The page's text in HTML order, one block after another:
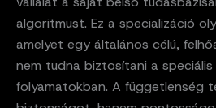
algoritmust. Ez a specializáció
amelyet egy általános célú,
nem tudna biztosítani a
folyamatokban. A függetlenség